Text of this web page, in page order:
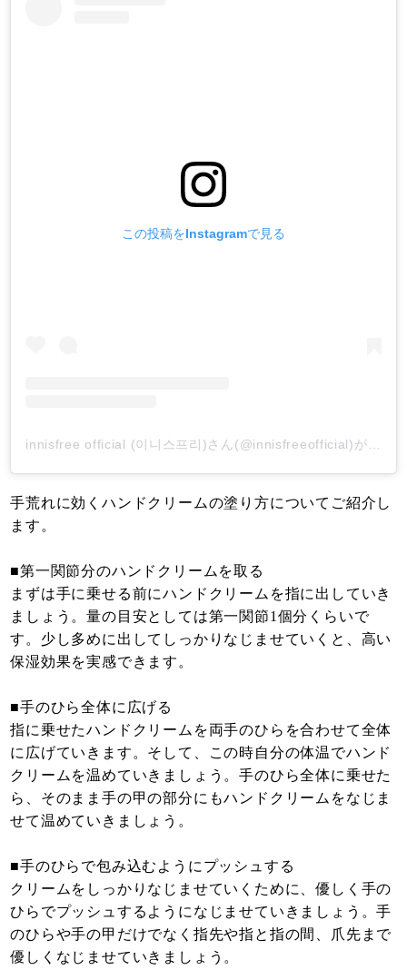
この投稿をInstagramで見る
手荒れに効くハンドクリームの塗り方についてご紹介し
ます。
■第一関節分のハンドクリームを取る
まずは手に乗せる前にハンドクリームを指に出していき
ましょう。量の目安としては第一関節1個分くらいで
す。少し多めに出してしっかりなじませていくと、高い
保湿効果を実感できます。
■手のひら全体に広げる
指に乗せたハンドクリームを両手のひらを合わせて全体
に広げていきます。そして、この時自分の体温でハンド
クリームを温めていきましょう。手のひら全体に乗せた
ら、そのまま手の甲の部分にもハンドクリームをなじま
せて温めていきましょう。
■手のひらで包み込むようにプッシュする
クリームをしっかりなじませていくために、優しく手の
ひらでプッシュするようになじませていきましょう。手
のひらや手の甲だけでなく指先や指と指の間、爪先まで
優しくなじませていきましょう。